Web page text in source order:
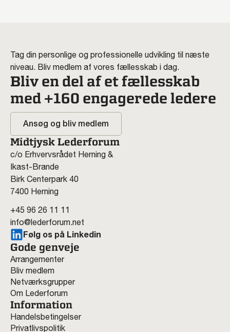
Tag din personlige og professionelle udvikling til næste
niveau. Bliv medlem af vores fællesskab i dag.
Bliv en del af et fællesskab
med +160 engagerede ledere
Ansøg og bliv medlem
Midtjysk Lederforum
c/o Erhvervsrådet Herning &
Ikast-Brande
Birk Centerpark 40
7400 Herning
+45 96 26 11 11
info@lederforum.net
Følg os på Linkedin
Gode genveje
Arrangementer
Bliv medlem
Netværksgrupper
Om Lederforum
Information
Handelsbetingelser
Privatlivspolitik